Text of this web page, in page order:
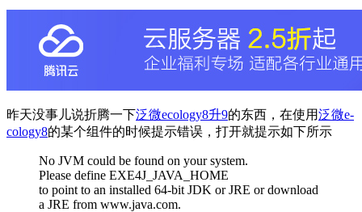
昨天没事儿说折腾一下泛微ecology8升9的东西，在使用泛微e-
cology8的某个组件的时候提示错误，打开就提示如下所示
No JVM could be found on your system.
Please define EXE4J_JAVA_HOME
to point to an installed 64-bit JDK or JRE or download
a JRE from www.java.com.